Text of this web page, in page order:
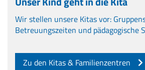
Wir stellen unsere Kitas vor:
Betreuungszeiten und pädagogische
Zu den Kitas & Familienzentren